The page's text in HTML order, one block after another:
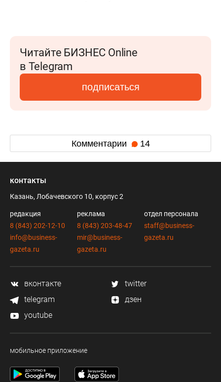
Читайте БИЗНЕС Online
в Telegram
подписаться
Комментарии 14
контакты
Казань, Лобачевского 10, корпус 2
редакция
8 (843) 202-12-10
info@business-
gazeta.ru
реклама
8 (843) 203-48-47
mir@business-
gazeta.ru
отдел персонала
staff@business-
gazeta.ru
вконтакте
twitter
telegram
дзен
youtube
мобильное приложение